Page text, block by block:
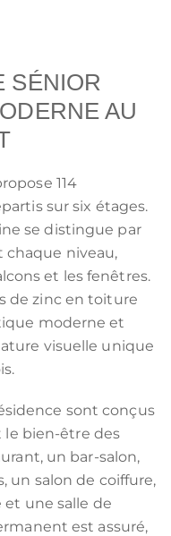
SÉNIOR
AU
114
sur six étages.
se distingue par
chaque niveau,
et les fenêtres.
de zinc en toiture
moderne et
visuelle unique
sont conçus
le bien-être des
un bar-salon,
un salon de coiffure,
et une salle de
est assuré,